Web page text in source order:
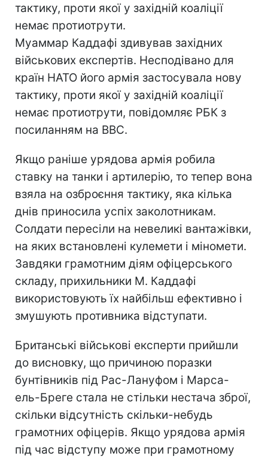
тактику, проти якої у західній коаліції
немає протиотрути.
Муаммар Каддафі здивував західних
військових експертів. Несподівано для
країн НАТО його армія застосувала нову
тактику, проти якої у західній коаліції
немає протиотрути, повідомляє РБК з
посиланням на ВВС.
Якщо раніше урядова армія робила
ставку на танки і артилерію, то тепер вона
взяла на озброєння тактику, яка кілька
днів приносила успіх заколотникам.
Солдати пересіли на невеликі вантажівки,
на яких встановлені кулемети і міномети.
Завдяки грамотним діям офіцерського
складу, прихильники М. Каддафі
використовують їх найбільш ефективно і
змушують противника відступати.
Британські військові експерти прийшли
до висновку, що причиною поразки
бунтівників під Рас-Лануфом і Марса-
ель-Бреге стала не стільки нестача зброї,
скільки відсутність скільки-небудь
грамотних офіцерів. Якщо урядова армія
під час відступу може при грамотному